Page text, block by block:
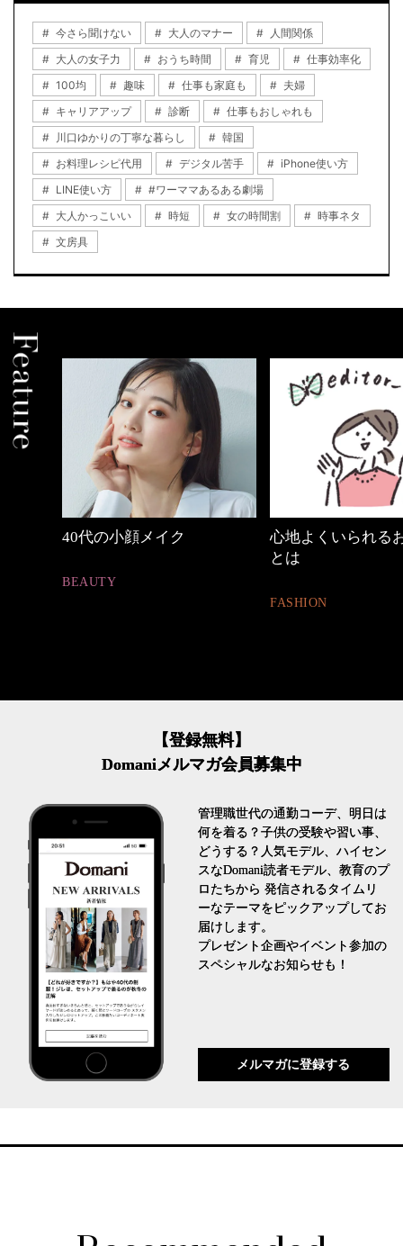
今さら聞けない 大人のマナー
人間関係
大人の女子力
おうち時間 育児
仕事効率化
100均
趣味 仕事も家庭も
夫婦
キャリアアップ
診断
仕事もおしゃれも
川口ゆかりの丁寧な暮らし
韓国
お料理レシピ代用
デジタル苦手
iPhone使い方
LINE使い方
#ワーママあるある劇場
大人かっこいい
時短 女の時間割
時事ネタ
文房具
心地よくいられるおしゃれ
働く女性のバッグ
【登録無料】
Domaniメルマガ会員募集中
管理職世代の通勤コーデ、明日は
何を着る？子供の受験や習い事、
どうする？人気モデル、ハイセン
スなDomani読者モデル、教育のプ
ロたちから 発信されるタイムリ
ーなテーマをピックアップしてお
届けします。
プレゼント企画やイベント参加の
スペシャルなお知らせも！
メルマガに登録する